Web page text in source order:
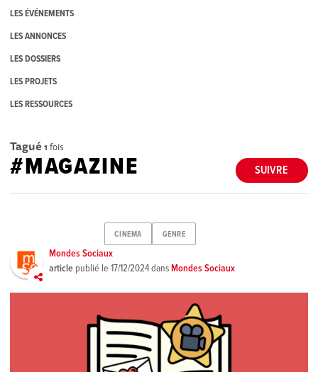
LES ÉVÉNEMENTS
LES ANNONCES
LES DOSSIERS
LES PROJETS
LES RESSOURCES
Tagué 1 fois
SUIVRE
#MAGAZINE
CINEMA GENRE
Mondes Sociaux
article publié le17/12/2024dansMondes Sociaux